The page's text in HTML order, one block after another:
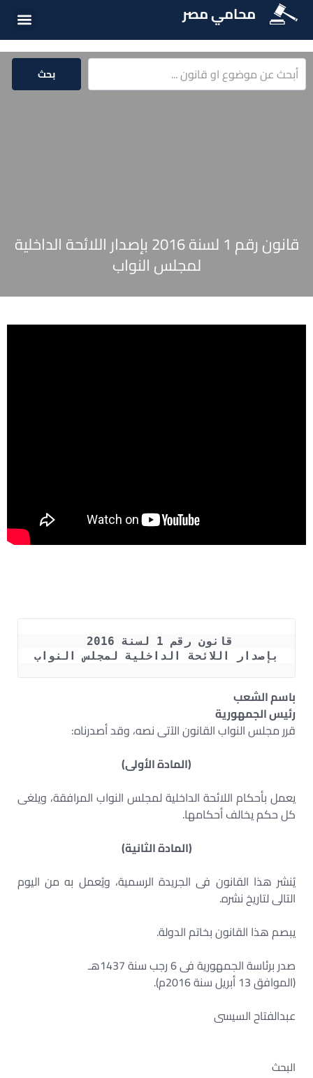
محامي مصر
بحث
قانون رقم 1 لسنة 2016 بإصدار اللائحة الداخلية
لمجلس النواب
قانون رقم 1 لسنة 2016
بإصدار اللائحة الداخلية لمجلس النواب
باسم الشعب
رئيس الجمهورية
قرر مجلس النواب القانون الآتى نصه، وقد أصدرناه:
(المادة الأولى)
يعمل بأحكام اللائحة الداخلية لمجلس النواب المرافقة، ويلغى
كل حكم يخالف أحكامها.
(المادة الثانية)
يُنشر هذا القانون فى الجريدة الرسمية، ويُعمل به من اليوم
التالى لتاريخ نشره.
يبصم هذا القانون بخاتم الدولة.
صدر برئاسة الجمهورية فى 6 رجب سنة 1437هـ
(الموافق 13 أبريل سنة 2016م).
عبدالفتاح السيسى
البحث